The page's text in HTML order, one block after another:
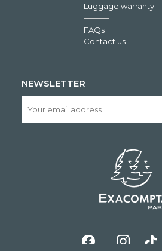
Luggage warranty
FAQs
Contact us
NEWSLETTER